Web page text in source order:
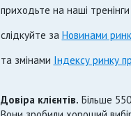
приходьте на наші
слідкуйте за Новинами
та змінами Індексу ринку
Довіра клієнтів. Більше 550